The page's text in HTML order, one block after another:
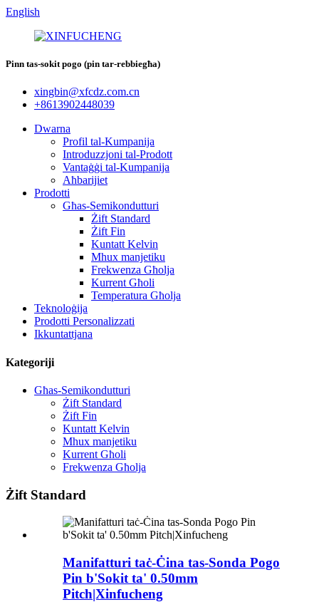
English
Pinn tas-sokit pogo (pin tar-rebbiegħa)
xingbin@xfcdz.com.cn
+8613902448039
Dwarna
Profil tal-Kumpanija
Introduzzjoni tal-Prodott
Vantaġġi tal-Kumpanija
Aħbarijiet
Prodotti
Għas-Semikondutturi
Żift Standard
Żift Fin
Kuntatt Kelvin
Mhux manjetiku
Frekwenza Għolja
Kurrent Għoli
Temperatura Għolja
Teknoloġija
Prodotti Personalizzati
Ikkuntattjana
Kategoriji
Għas-Semikondutturi
Żift Standard
Żift Fin
Kuntatt Kelvin
Mhux manjetiku
Kurrent Għoli
Frekwenza Għolja
Żift Standard
Manifatturi taċ-Ċina tas-Sonda Pogo
Pin b'Sokit ta' 0.50mm
Pitch|Xinfucheng